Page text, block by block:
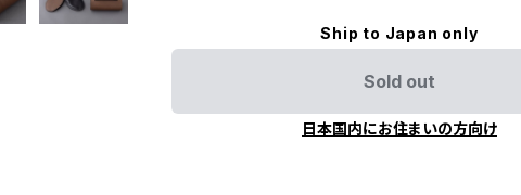
Ship to Japan only
Sold out
日本国内にお住まいの方向け